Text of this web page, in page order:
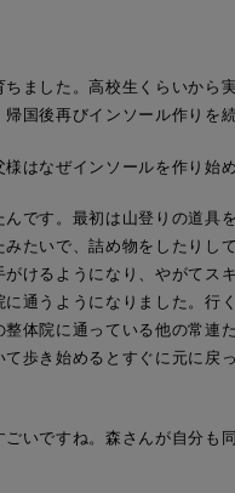
ました。高校生くらいから
国後再びインソール作りを続
はなぜインソールを作り始
です。最初は山登りの道具
たいで、詰め物をしたりし
けるようになり、やがてス
通うようになりました。行
体院に通っている他の常連
歩き始めるとすぐに元に戻
いですね。森さんが自分も